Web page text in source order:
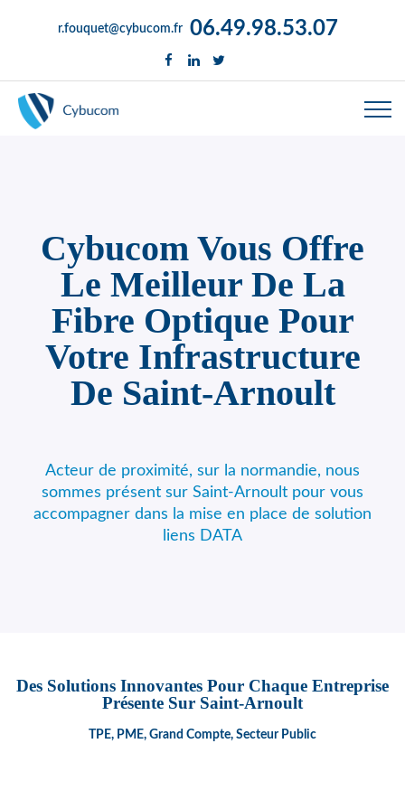
r.fouquet@cybucom.fr 06.49.98.53.07
Cybucom Vous Offre
Le Meilleur De La
Fibre Optique Pour
Votre Infrastructure
De Saint-Arnoult
Acteur de proximité, sur la normandie, nous
sommes présent sur Saint-Arnoult pour vous
accompagner dans la mise en place de solution
liens DATA
Des Solutions Innovantes Pour Chaque Entreprise
Présente Sur Saint-Arnoult
TPE, PME, Grand Compte, Secteur Public